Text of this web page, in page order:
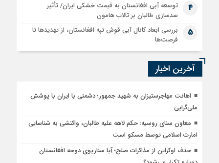
4
توسعه آبی افغانستان به قیمت خشکی ایران/ تأثیر
سدسازی طالبان بر تالاب هامون
5
بررسی ابعاد کانال آبی قوش تپه افغانستان، از تهدیدها تا
فرصت‌ها
آخرین اخبار
اهانت مهاجرستیزان به شهید جمهور؛ دشمنی با ایران با پوشش
ملی‌گرایی
معاون سنای روسیه: حکم لاهه علیه طالبان، واکنشی به شناسایی
امارت اسلامی توسط مسکو است
حذف اوکراین از مذاکرات صلح؛ آیا سناریوی دوحه افغانستان